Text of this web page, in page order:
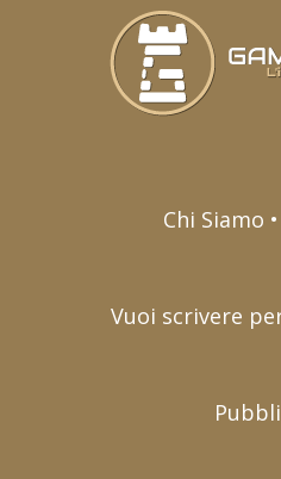
Chi Siamo
Vuoi scrivere